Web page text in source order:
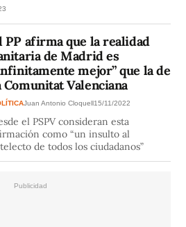
PP afirma que la realidad
de Madrid es
mejor” que la de
Comunitat Valenciana
Juan Antonio Cloquell15/11/2022
el PSPV consideran esta
como “un insulto al
de todos los ciudadanos”